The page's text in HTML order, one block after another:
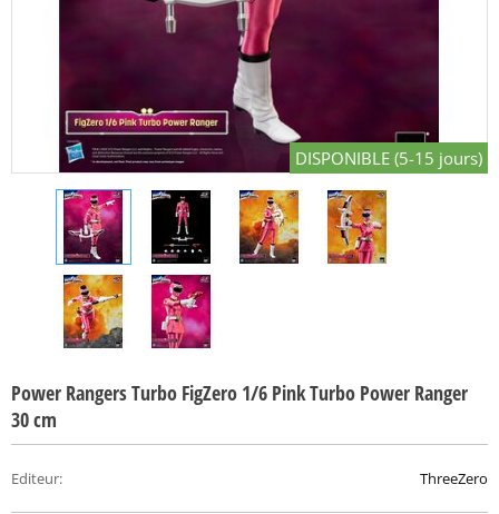
DISPONIBLE (5-15 jours)
Power Rangers Turbo FigZero 1/6 Pink Turbo Power Ranger
30 cm
Editeur: ThreeZero